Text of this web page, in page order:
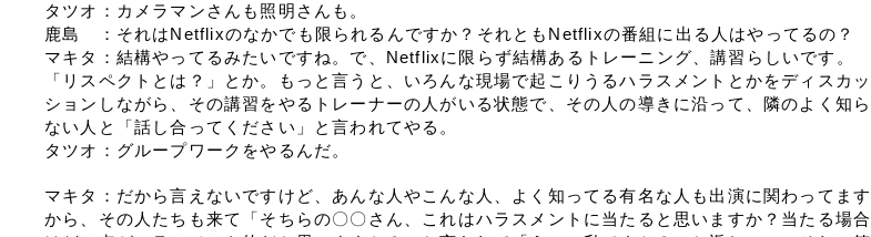
タツオ：カメラマンさんも照明さんも。
鹿島　：それはNetflixのなかでも限られるんですか？それともNetflixの番組に出る人はやってるの？
マキタ：結構やってるみたいですね。で、Netflixに限らず結構あるトレーニング、講習らしいです。
「リスペクトとは？」とか。もっと言うと、いろんな現場で起こりうるハラスメントとかをディスカッ
ションしながら、その講習をやるトレーナーの人がいる状態で、その人の導きに沿って、隣のよく知ら
ない人と「話し合ってください」と言われてやる。
タツオ：グループワークをやるんだ。
マキタ：だから言えないですけど、あんな人やこんな人、よく知ってる有名な人も出演に関わってます
から、その人たちも来て「そちらの〇〇さん、これはハラスメントに当たると思いますか？当たる場合